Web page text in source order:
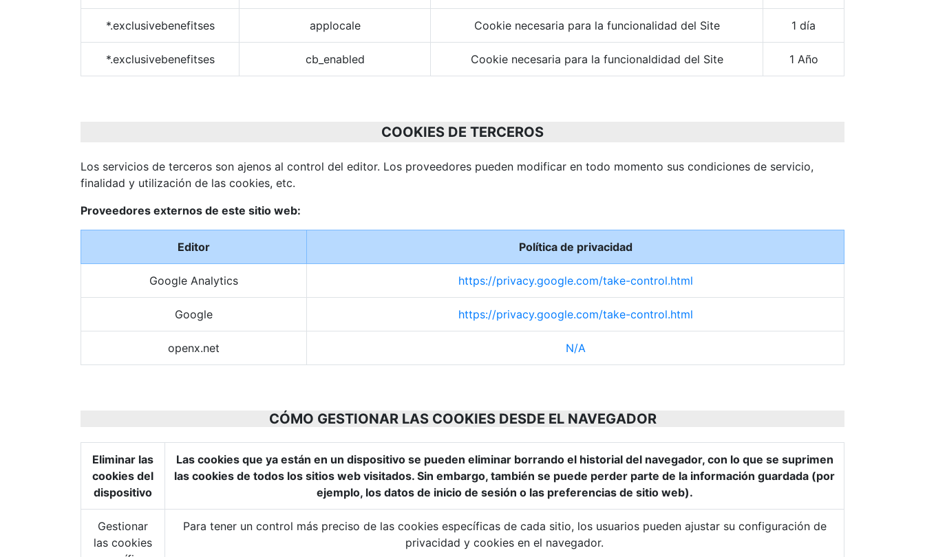
*.exclusivebenefitses applocale Cookie necesaria para la funcionalidad del Site 1 día
*.exclusivebenefitses cb_enabled Cookie necesaria para la funcionaldidad del Site 1 Año
COOKIES DE TERCEROS
Los servicios de terceros son ajenos al control del editor. Los proveedores pueden modificar en todo momento sus condiciones de servicio,
finalidad y utilización de las cookies, etc.
Proveedores externos de este sitio web:
Editor Política de privacidad
Google Analytics https://privacy.google.com/take-control.html
Google https://privacy.google.com/take-control.html
openx.net N/A
CÓMO GESTIONAR LAS COOKIES DESDE EL NAVEGADOR
Eliminar las
cookies del
dispositivo
Las cookies que ya están en un dispositivo se pueden eliminar borrando el historial del navegador, con lo que se suprimen
las cookies de todos los sitios web visitados. Sin embargo, también se puede perder parte de la información guardada (por
ejemplo, los datos de inicio de sesión o las preferencias de sitio web).
Gestionar
las cookies
Para tener un control más preciso de las cookies específicas de cada sitio, los usuarios pueden ajustar su configuración de
privacidad y cookies en el navegador.